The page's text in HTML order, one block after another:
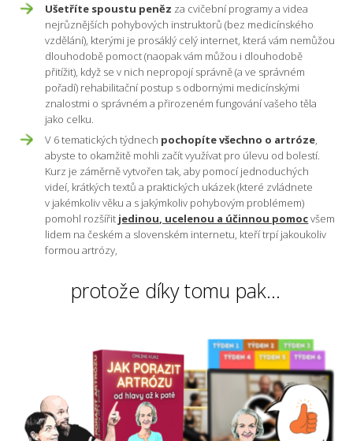
Ušetříte spoustu peněz za cvičební programy a videa
nejrůznějších pohybových instruktorů (bez medicínského
vzdělání), kterými je prosáklý celý internet, která vám nemůžou
dlouhodobě pomoct (naopak vám můžou i dlouhodobě
přitížit), když se v nich nepropojí správně (a ve správném
pořadí) rehabilitační postup s odbornými medicínskými
znalostmi o správném a přirozeném fungování vašeho těla
jako celku.
V 6 tematických týdnech pochopíte všechno o artróze,
abyste to okamžitě mohli začít využívat pro úlevu od bolestí.
Kurz je záměrně vytvořen tak, aby pomocí jednoduchých
videí, krátkých textů a praktických ukázek (které zvládnete
v jakémkoliv věku a s jakýmkoliv pohybovým problémem)
pomohl rozšířit jedinou, ucelenou a účinnou pomocvšem
lidem na českém a slovenském internetu, kteří trpí jakoukoliv
formou artrózy,
protože díky tomu pak...